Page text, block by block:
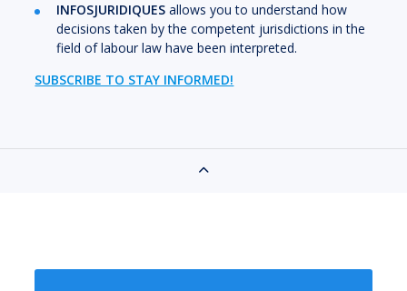
INFOSJURIDIQUESallows you to understand how
decisions taken by the competent jurisdictions in the
field of labour law have been interpreted.
SUBSCRIBE TO STAY INFORMED!